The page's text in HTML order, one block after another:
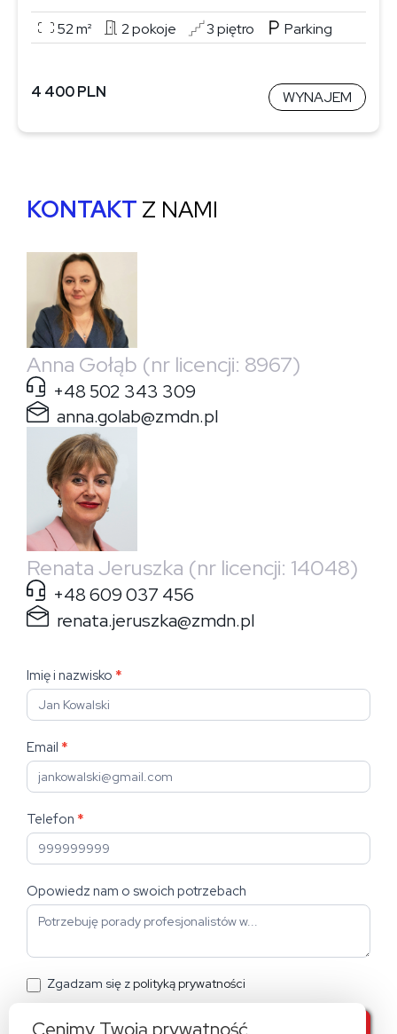
52 m²
2 pokoje 3 piętro Parking
4 400 PLN WYNAJEM
KONTAKT Z NAMI
Anna Gołąb (nr licencji: 8967)
+48 502 343 309
anna.golab@zmdn.pl
Renata Jeruszka (nr licencji: 14048)
+48 609 037 456
renata.jeruszka@zmdn.pl
Formularz
kontaktowy
Imię i nazwisko *
Email *
Telefon *
Opowiedz nam o swoich potrzebach
Zgadzam się zpolityką prywatności
WYŚLIJ WIADOMOŚĆ
Cenimy Twoją prywatność